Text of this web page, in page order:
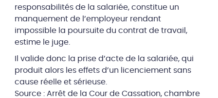
responsabilités de la salariée, constitue un
manquement de l’employeur rendant
impossible la poursuite du contrat de travail,
estime le juge.
Il valide donc la prise d’acte de la salariée, qui
produit alors les effets d’un licenciement sans
cause réelle et sérieuse.
Source : Arrêt de la Cour de Cassation, chambre